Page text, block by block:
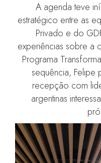
A agenda teve
estratégico entre as
Privado e do
experiências sobre a
Programa
sequência, Felipe
recepção com
argentinas